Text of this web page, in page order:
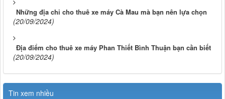
Những địa chỉ cho thuê xe máy Cà Mau mà bạn nên lựa chọn
(20/09/2024)
Địa điểm cho thuê xe máy Phan Thiết Bình Thuận bạn cần biết
(20/09/2024)
Tin xem nhiều